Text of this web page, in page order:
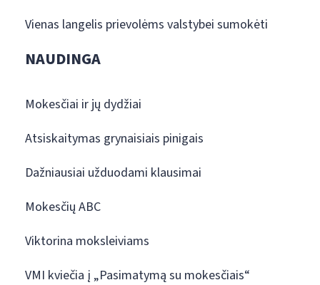
Vienas langelis prievolėms valstybei sumokėti
NAUDINGA
Mokesčiai ir jų dydžiai
Atsiskaitymas grynaisiais pinigais
Dažniausiai užduodami klausimai
Mokesčių ABC
Viktorina moksleiviams
VMI kviečia į „Pasimatymą su mokesčiais“